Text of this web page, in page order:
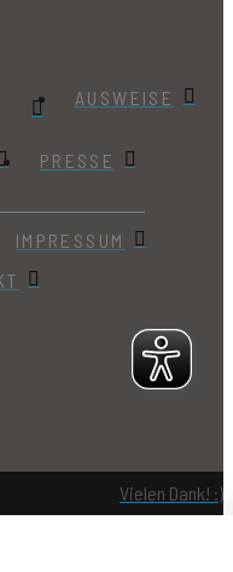
AUSWEISE
PRESSE
IMPRESSUM
Vielen Dank! :)